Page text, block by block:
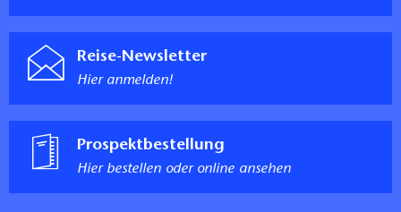
Reise-Newsletter
Hier anmelden!
Prospektbestellung
Hier bestellen oder online ansehen